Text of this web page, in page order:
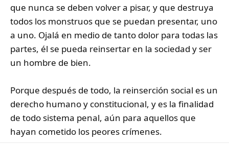
que nunca se deben volver a pisar, y que destruya
todos los monstruos que se puedan presentar, uno
a uno. Ojalá en medio de tanto dolor para todas las
partes, él se pueda reinsertar en la sociedad y ser
un hombre de bien.
Porque después de todo, la reinserción social es un
derecho humano y constitucional, y es la finalidad
de todo sistema penal, aún para aquellos que
hayan cometido los peores crímenes.